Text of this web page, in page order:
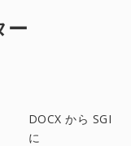
ー
DOCX から SGI
に